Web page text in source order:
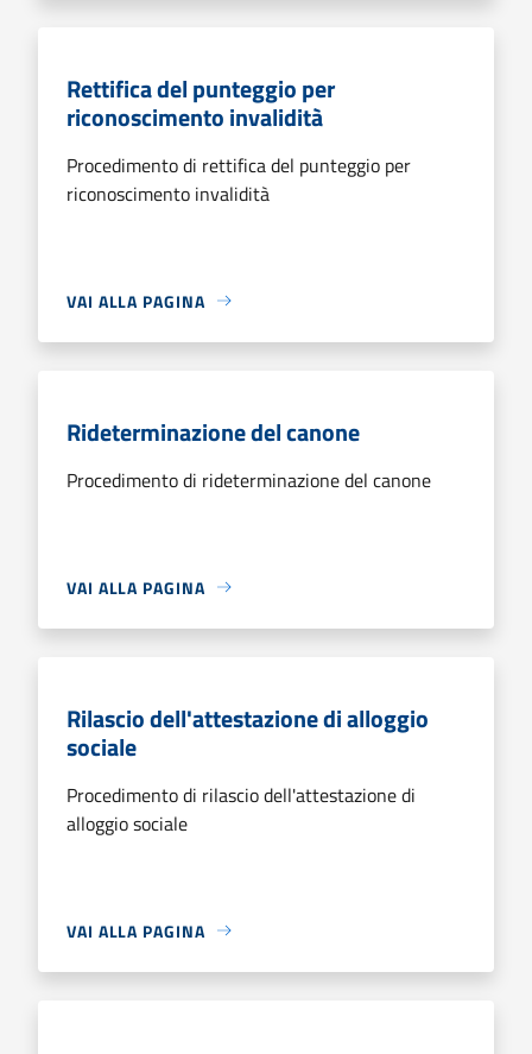
Rettifica del punteggio per
riconoscimento invalidità
Procedimento di rettifica del punteggio per
riconoscimento invalidità
VAI ALLA PAGINA
Rideterminazione del canone
Procedimento di rideterminazione del canone
VAI ALLA PAGINA
Rilascio dell'attestazione di alloggio
sociale
Procedimento di rilascio dell'attestazione di
alloggio sociale
VAI ALLA PAGINA